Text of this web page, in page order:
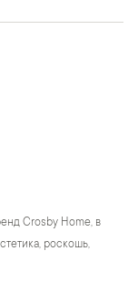
Crosby Home, в
роскошь,